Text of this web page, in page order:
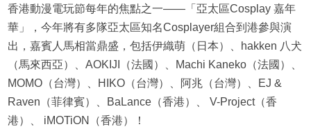
香港動漫電玩節每年的焦點之一——「亞太區Cosplay 嘉年
華」，今年將有多隊亞太區知名Cosplayer組合到港參與演
出，嘉賓人馬相當鼎盛，包括伊織萌（日本）、hakken 八犬
（馬來西亞）、AOKIJI（法國）、Machi Kaneko（法國）、
MOMO（台灣）、HIKO（台灣）、阿兆（台灣）、EJ &
Raven（菲律賓）、BaLance（香港）、 V-Project（香
港）、 iMOTiON（香港）！